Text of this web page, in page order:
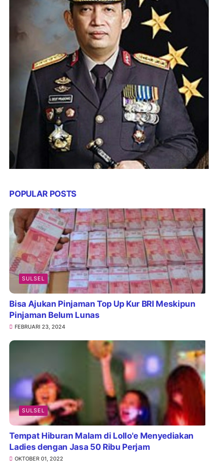
POPULAR POSTS
SULSEL
Bisa Ajukan Pinjaman Top Up Kur BRI Meskipun
Pinjaman Belum Lunas
FEBRUARI 23, 2024
SULSEL
Tempat Hiburan Malam di Lollo'e Menyediakan
Ladies dengan Jasa 50 Ribu Perjam
OKTOBER 01, 2022